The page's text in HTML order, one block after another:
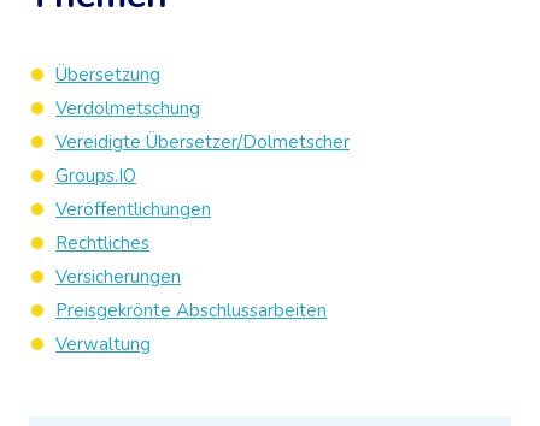
Übersetzung
Verdolmetschung
Vereidigte Übersetzer/Dolmetscher
Groups.IO
Veröffentlichungen
Rechtliches
Versicherungen
Preisgekrönte Abschlussarbeiten
Verwaltung